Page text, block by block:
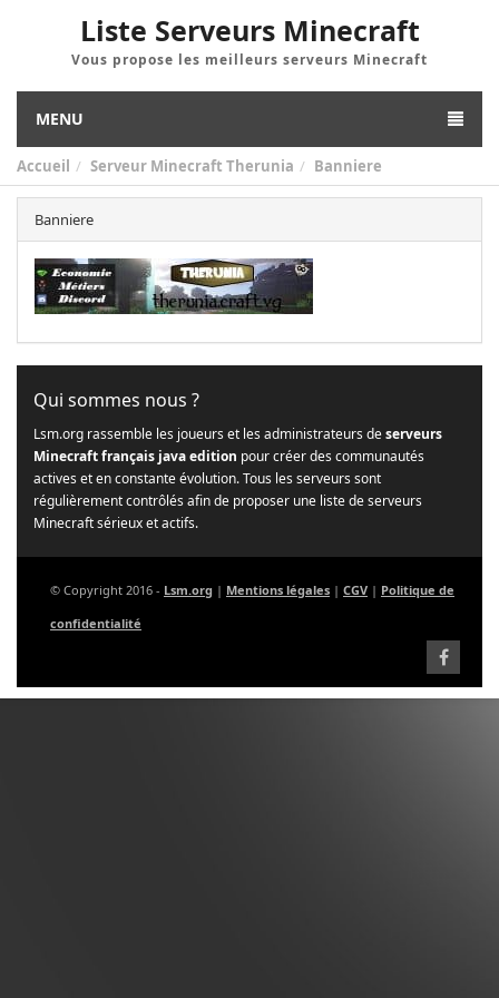
Liste Serveurs Minecraft
Vous propose les meilleurs serveurs Minecraft
MENU
Accueil Serveur Minecraft Therunia Banniere
Banniere
Qui sommes nous ?
Lsm.org rassemble les joueurs et les administrateurs deserveurs
Minecraft français java edition pour créer des communautés
actives et en constante évolution. Tous les serveurs sont
régulièrement contrôlés afin de proposer une liste de serveurs
Minecraft sérieux et actifs.
© Copyright 2016 - Lsm.org | Mentions légales | CGV | Politique de
confidentialité